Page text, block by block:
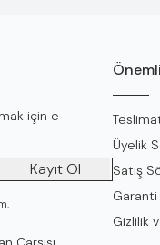
için e-
Kayıt Ol
Üyelik
Satış
Garanti
Gizlilik